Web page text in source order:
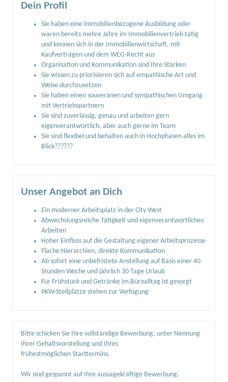
Dein Profil
Sie haben eine immobilienbezogene Ausbildung oder
waren bereits mehre Jahre im Immobilienvertrieb tätig
und kennen sich in der Immobilienwirtschaft, mit
Kaufverträgen und dem WEG-Recht aus
Organisation und Kommunikation sind Ihre Stärken
Sie wissen zu priorisieren sich auf empathische Art und
Weise durchzusetzen
Sie haben einen souveränen und sympathischen Umgang
mit Vertriebspartnern
Sie sind zuverlässig, genau und arbeiten gern
eigenverantwortlich, aber auch gerne im Team
Sie sind flexibel und behalten auch in Hochphasen alles im
Blick??????
Unser Angebot an Dich
Ein moderner Arbeitsplatz in der City West
Abwechslungsreiche Tätigkeit und eigenverantwortliches
Arbeiten
Hoher Einfluss auf die Gestaltung eigener Arbeitsprozesse
Flache Hierarchien, direkte Kommunikation
Ab sofort eine unbefristete Anstellung auf Basis einer 40
Stunden Woche und jährlich 30 Tage Urlaub
Für Frühstück und Getränke im Büroalltag ist gesorgt
PKW-Stellplätze stehen zur Verfügung
Bitte schicken Sie Ihre vollständige Bewerbung, unter Nennung
Ihrer Gehaltsvorstellung und Ihres
frühestmöglichen Starttermins.
Wir sind gespannt auf Ihre aussagekräftige Bewerbung.